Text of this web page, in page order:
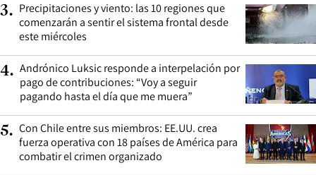
3. Precipitaciones y viento: las 10 regiones que
comenzarán a sentir el sistema frontal desde
este miércoles
4. Andrónico Luksic responde a interpelación por
pago de contribuciones: “Voy a seguir
pagando hasta el día que me muera”
5. Con Chile entre sus miembros: EE.UU. crea
fuerza operativa con 18 países de América para
combatir el crimen organizado